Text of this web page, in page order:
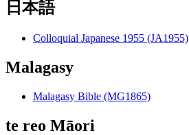
日本語
Colloquial Japanese 1955 (JA1955)
Malagasy
Malagasy Bible (MG1865)
te reo Māori